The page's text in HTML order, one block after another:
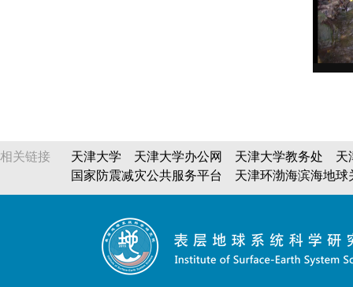
相关链接 天津大学 天津大学办公网 天津大学教务处
天
国家防震减灾公共服务平台
天津环渤海滨海地